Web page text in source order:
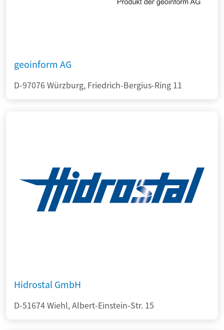
geoinform AG
D-97076 Würzburg, Friedrich-Bergius-Ring 11
Hidrostal GmbH
D-51674 Wiehl, Albert-Einstein-Str. 15